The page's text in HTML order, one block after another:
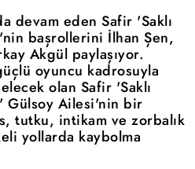
devam eden Safir 'Saklı
başrollerini İlhan Şen,
Akgül paylaşıyor.
oyuncu kadrosuyla
olan Safir 'Saklı
Gülsoy Ailesi'nin bir
tutku, intikam ve zorbalık
yollarda kaybolma